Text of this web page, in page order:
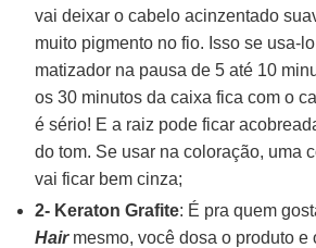
vai deixar o cabelo acinzentado
muito pigmento no fio. Isso se usa-
matizador na pausa de 5 até 10
os 30 minutos da caixa fica com o
é sério! E a raiz pode ficar
do tom. Se usar na coloração, uma
vai ficar bem cinza;
2- Keraton Grafite: É pra quem
Hair mesmo, você dosa o produto e